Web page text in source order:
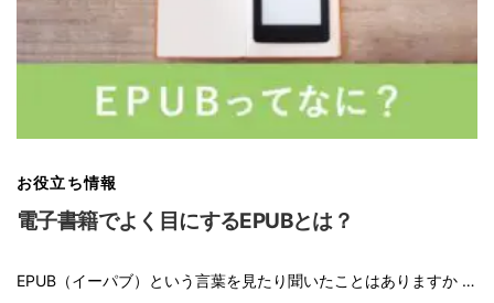
お役立ち情報
電子書籍でよく目にするEPUBとは？
EPUB（イーパブ）という言葉を見たり聞いたことはありますか …